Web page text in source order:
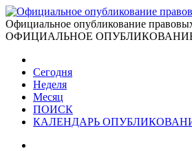
Официальное опубликование
ОФИЦИАЛЬНОЕ
Сегодня
Неделя
Месяц
ПОИСК
КАЛЕНДАРЬ